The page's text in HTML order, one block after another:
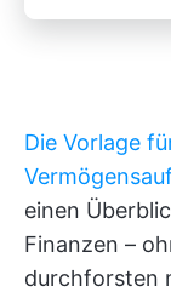
Die Vorlage
einen
Finanzen –
durchforsten